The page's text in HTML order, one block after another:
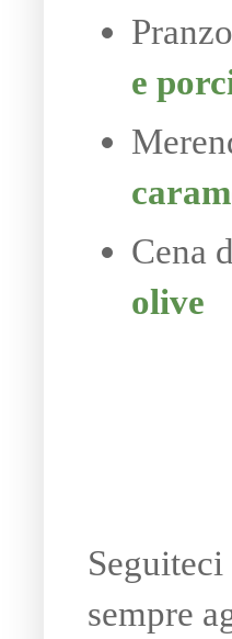
e
Cena
olive
sempre